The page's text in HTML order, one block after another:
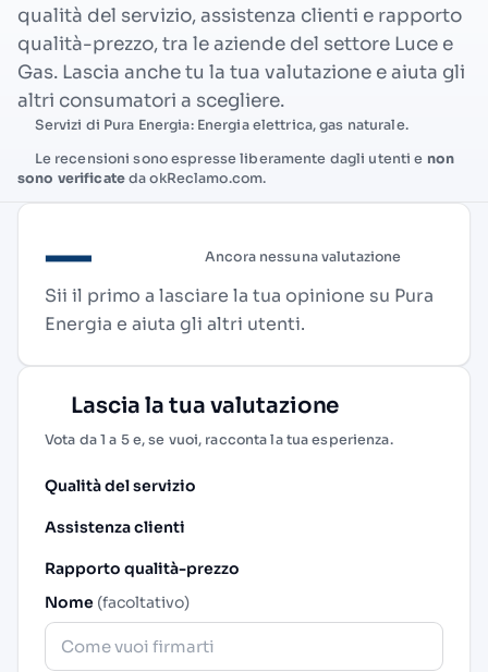
qualità del servizio, assistenza clienti e rapporto
qualità-prezzo, tra le aziende del settore Luce e
Gas. Lascia anche tu la tua valutazione e aiuta gli
altri consumatori a scegliere.
Servizi di Pura Energia: Energia elettrica, gas naturale.
Le recensioni sono espresse liberamente dagli utenti e non
sono verificateda okReclamo.com.
— Ancora nessuna valutazione
Sii il primo a lasciare la tua opinione su Pura
Energia e aiuta gli altri utenti.
Lascia la tua valutazione
Vota da 1 a 5 e, se vuoi, racconta la tua esperienza.
Qualità del servizio
Assistenza clienti
Rapporto qualità-prezzo
Nome (facoltativo)